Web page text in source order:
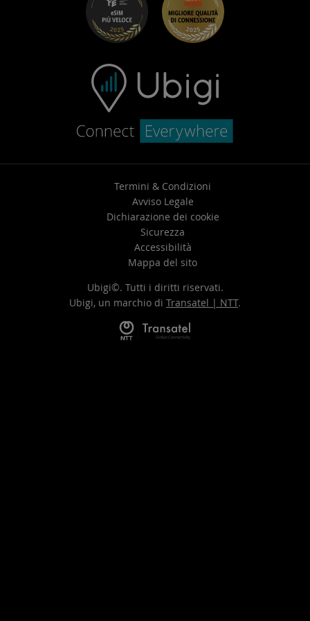
Centro assistenza
Contatta l’assistenza
Termini & Condizioni
Avviso Legale
Dichiarazione dei cookie
Sicurezza
Accessibilità
Mappa del sito
Ubigi©. Tutti i diritti riservati.
Ubigi, un marchio di Transatel | NTT.